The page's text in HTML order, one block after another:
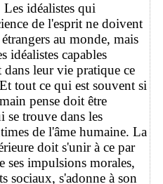
Les idéalistes qui
de l'esprit ne doivent
au monde, mais
idéalistes capables
leur vie pratique ce
tout ce qui est souvent si
pense doit être
se trouve dans les
de l'âme humaine. La
doit s'unir à ce par
ses impulsions morales,
sociaux, s'adonne à son